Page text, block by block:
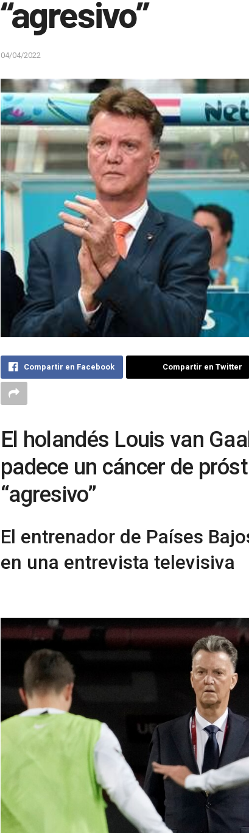
“agresivo”
04/04/2022
Compartir en Facebook Compartir en Twitter
El holandés Louis van
padece un cáncer de
“agresivo”
El entrenador de Países
en una entrevista televisiva